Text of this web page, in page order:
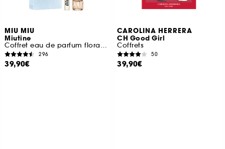
MIU MIU
Miutine
Coffret eau de parfum florale pour femme
296
39,90€
CAROLINA HERRERA
CH Good Girl
Coffrets
50
39,90€